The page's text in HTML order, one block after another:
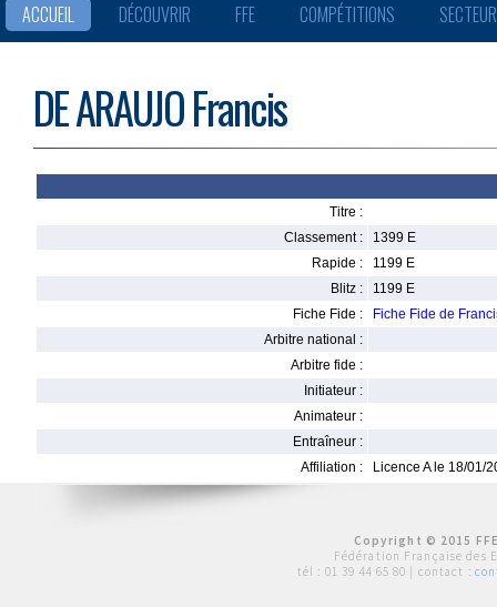
ACCUEIL DÉCOUVRIR FFE COMPÉTITIONS
DE ARAUJO Francis
Titre :
Classement :
1399 E
Rapide :
1199 E
Blitz :
1199 E
Fiche Fide :
Fiche Fide de
Arbitre national :
Arbitre fide :
Initiateur :
Animateur :
Entraîneur :
Affiliation :
Licence A le 18/01/
Copyright © 2015
Fédération Française des
tél : 01 39 44 65 80 | contact :